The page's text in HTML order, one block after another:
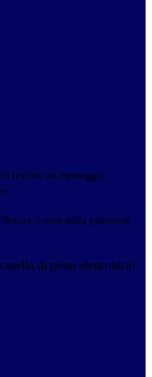
inviato un messaggio
il reset della password
di posta elettronica!